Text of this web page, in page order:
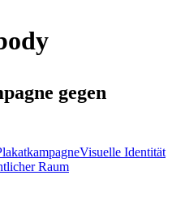
gegen
Visuelle Identität
Raum